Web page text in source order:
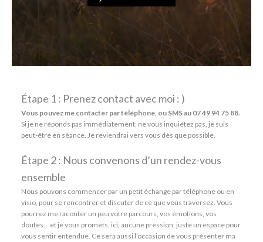
Étape 1 : Prenez contact avec moi : )
Vous pouvez me contacter par téléphone, ou SMS au 07 49 94 75 88.
Si je ne réponds pas immédiatement, ne vous inquiétez pas, je suis
peut-être en séance. Je reviendrai vers vous dès que possible.
Étape 2 : Nous convenons d’un rendez-vous
ensemble
Nous pouvons commencer par un petit échange par téléphone ou en
visio, pour se rencontrer et discuter de ce que vous traversez. Vous
pourrez me raconter un peu votre parcours, vos émotions, vos
doutes… et je vous promets, ici, aucune pression, juste un espace pour
vous sentir entendue. Ce sera aussi l’occasion de vous présenter ma